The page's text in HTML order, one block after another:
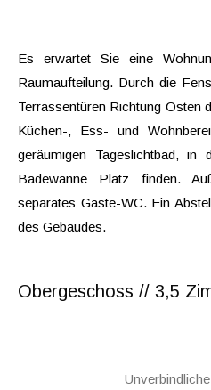
Es erwartet Sie eine
Raumaufteilung. Durch die
Terrassentüren Richtung Osten
Küchen-, Ess- und
geräumigen Tageslichtbad,
Badewanne Platz finden.
separates Gäste-WC. Ein
des Gebäudes.
Obergeschoss // 3,5